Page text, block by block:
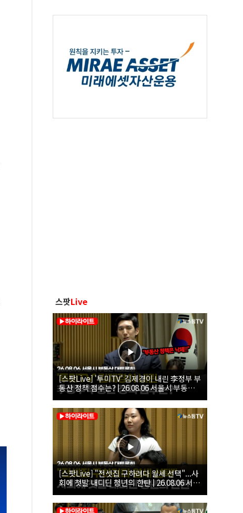
스팟Live
[스팟Live] '투미TV' 김제경이 내린 李정부 부
동산 정책 점수는? | 26.08.06 서울시 부동산
대토론회
[스팟Live] "전셋집 구하려다 월세 선택"...사
회에 첫발 내디딘 청년의 한탄 | 26.08.06 서울
시 부동산 대토론회